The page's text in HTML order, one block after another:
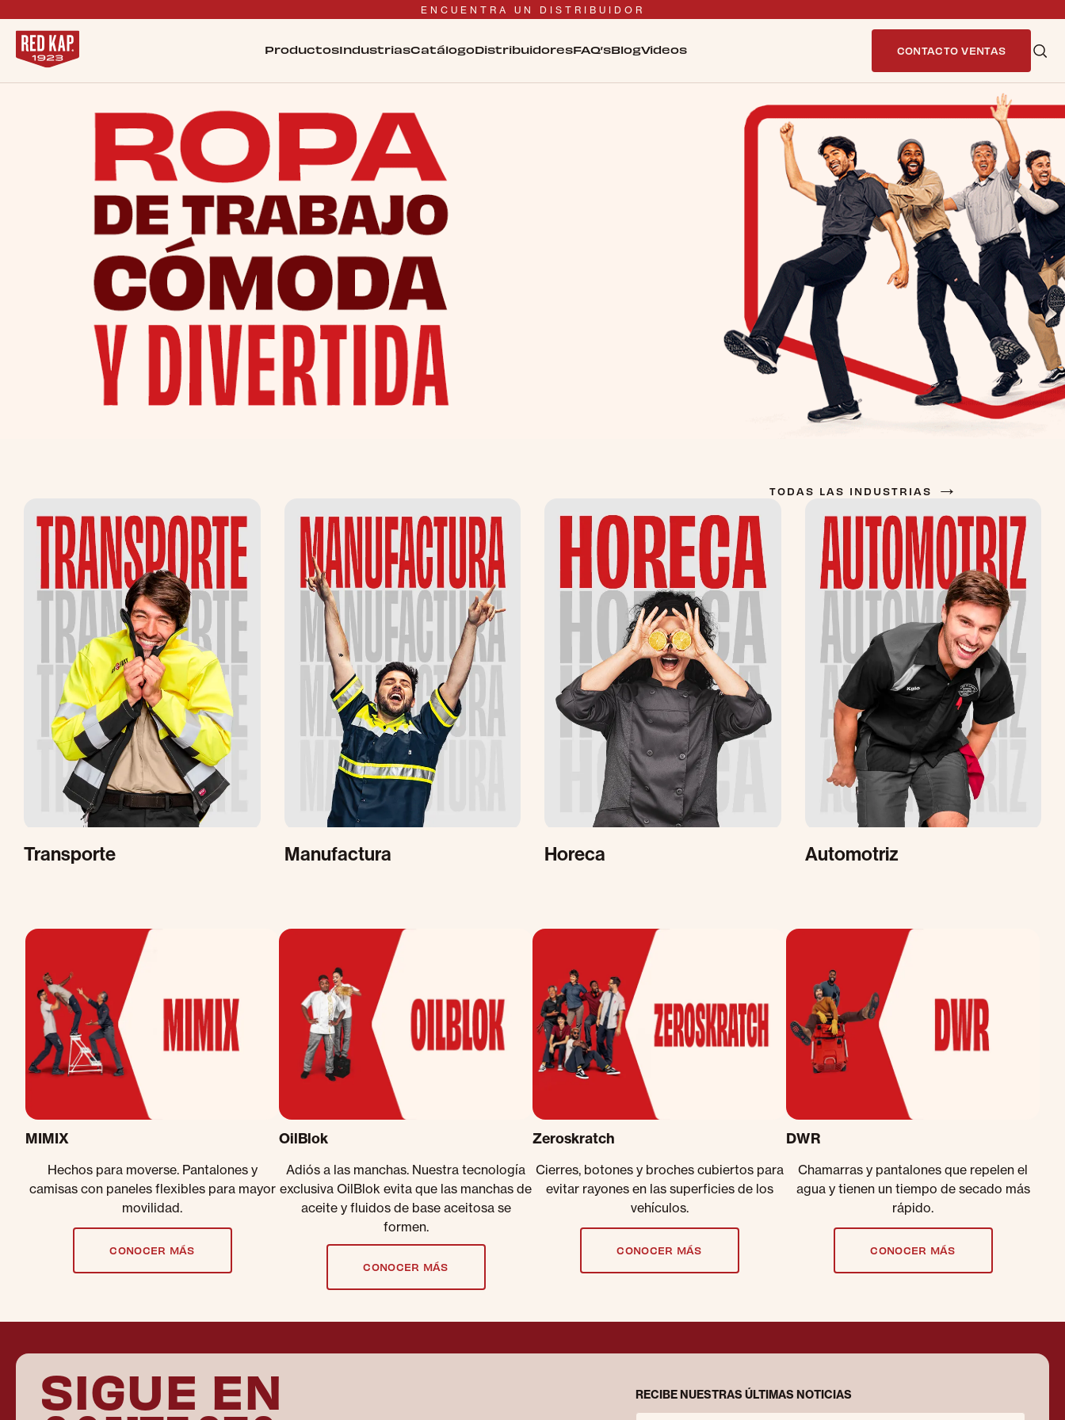
ENCUENTRA UN DISTRIBUIDOR
ProductosIndustriasCatálogoDistribuidoresFAQ’sBlogVideos CONTACTO VENTAS
TODAS LAS INDUSTRIAS →
Transporte Manufactura Horeca Automotriz
MIMIX
Hechos para moverse. Pantalones y
camisas con paneles flexibles para mayor
movilidad.
CONOCER MÁS
OilBlok
Adiós a las manchas. Nuestra tecnología
exclusiva OilBlok evita que las manchas de
aceite y fluidos de base aceitosa se
formen.
CONOCER MÁS
Zeroskratch
Cierres, botones y broches cubiertos para
evitar rayones en las superficies de los
vehículos.
CONOCER MÁS
DWR
Chamarras y pantalones que repelen el
agua y tienen un tiempo de secado más
rápido.
CONOCER MÁS
SIGUE EN RECIBE NUESTRAS ÚLTIMAS NOTICIAS